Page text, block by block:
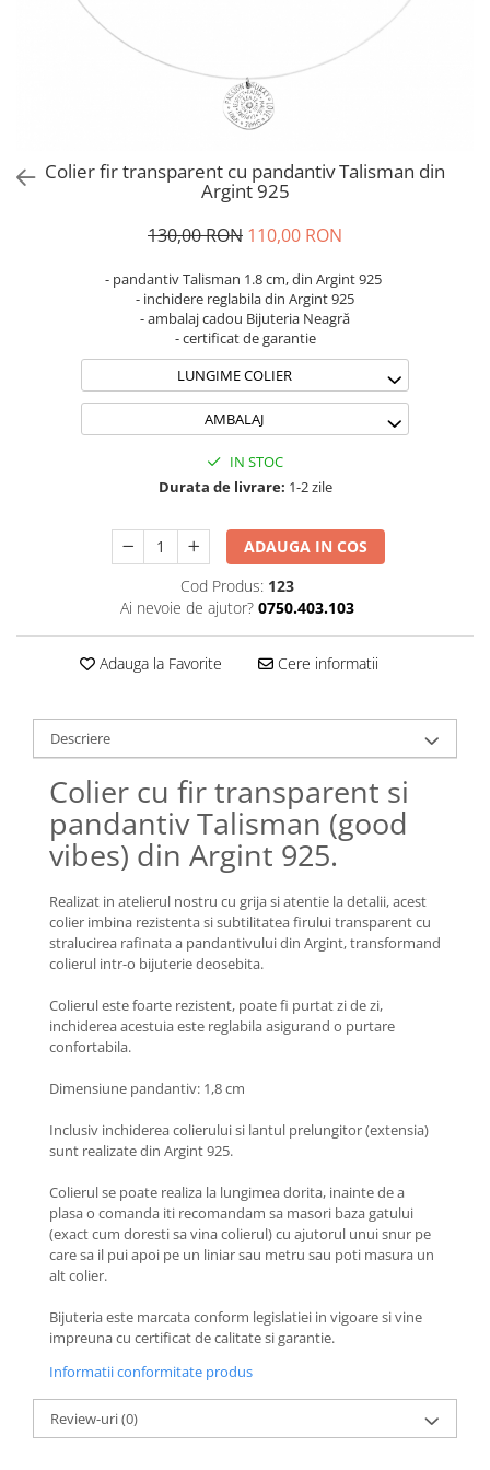
Coliere Transparente cu Stea
Coliere Transparente cu Soare
Coliere Transparente cu Semilună
Coliere Transparente cu Zodii
Coliere Transparente cu Perle
Coliere Transparente cu Flori
Coliere Transparente cu Molecule
Coliere Transparente cu Pietre
Coliere Transparente Diverse
Lănțișoare cu Inimioare
Lănțișoare cu Cruce
Lănțișoare cu Stea
Lănțișoare cu Semilună
Lănțișoare cu Zodii
Lănțișoare cu Animale
Lănțișoare cu Molecule
Lănțișoare cu Pietre Naturale
Lănțișoare Argint Diverse
COLIERE CU PERLE
Coliere cu Perle Preciosa
COLIERE ȘNUR REGLABIL
Coliere cu Inimioare
Coliere cu Cruce
Coliere cu Stea
Coliere cu Soare
Coliere cu Semilună
Coliere cu Zodii
Coliere cu Flori
Coliere cu Molecule
Coliere Diverse
Brățări din Aur cu șnur reglabil
Brățări din Argint cu șnur reglabil
BRĂȚĂRI CU PIETRE SEMIPREȚIOASE
Brățări din Aur cu pietre
semiprețioase
Brățări din Argint cu pietre
Brățări elastice cu pietre
semiprețioase
BRĂȚĂRI DE PICIOR
Brățări de picior din Aur
Brățări de picior din Argint
Brățări din Argint cu pietre
semiprețioase
Brățări elastice cu pietre
Colier fir transparent cu pandantiv Talisman din
Argint 925
130,00 RON 110,00 RON
- pandantiv Talisman 1.8 cm, din Argint 925
- inchidere reglabila din Argint 925
- ambalaj cadou Bijuteria Neagră
- certificat de garantie
LUNGIME COLIER
AMBALAJ
IN STOC
Durata de livrare: 1-2 zile
ADAUGA IN COS
Cod Produs: 123
Ai nevoie de ajutor? 0750.403.103
Adauga la Favorite Cere informatii
Descriere
Colier cu fir transparent si
pandantiv Talisman (good
vibes) din Argint 925.
Realizat in atelierul nostru cu grija si atentie la detalii, acest
colier imbina rezistenta si subtilitatea firului transparent cu
stralucirea rafinata a pandantivului din Argint, transformand
colierul intr-o bijuterie deosebita.
Colierul este foarte rezistent, poate fi purtat zi de zi,
inchiderea acestuia este reglabila asigurand o purtare
confortabila.
Dimensiune pandantiv: 1,8 cm
Inclusiv inchiderea colierului si lantul prelungitor (extensia)
sunt realizate din Argint 925.
Colierul se poate realiza la lungimea dorita, inainte de a
plasa o comanda iti recomandam sa masori baza gatului
(exact cum doresti sa vina colierul) cu ajutorul unui snur pe
care sa il pui apoi pe un liniar sau metru sau poti masura un
alt colier.
Bijuteria este marcata conform legislatiei in vigoare si vine
impreuna cu certificat de calitate si garantie.
Informatii conformitate produs
Review-uri(0)